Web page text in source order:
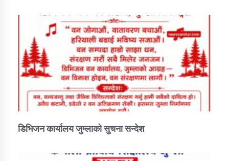
डिभिजन कार्यालय जुम्लाको सुचना सन्देश